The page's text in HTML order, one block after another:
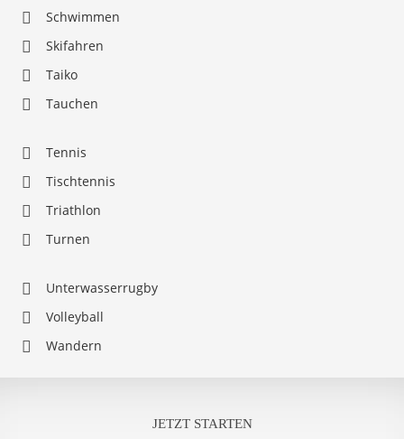
Schwimmen
Skifahren
Taiko
Tauchen
Tennis
Tischtennis
Triathlon
Turnen
Unterwasserrugby
Volleyball
Wandern
JETZT STARTEN